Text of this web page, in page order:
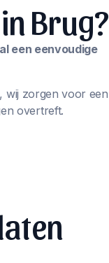
Brug?
een eenvoudige
wij zorgen voor een
overtreft.